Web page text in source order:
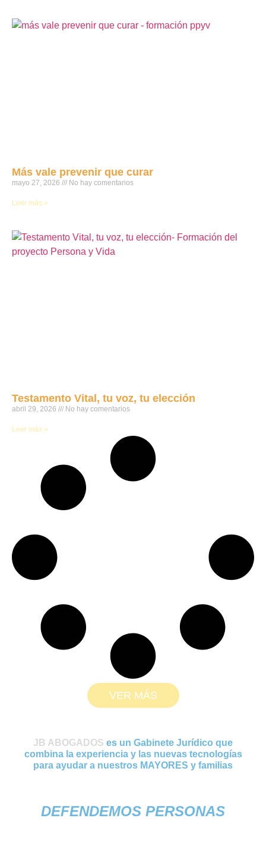
Más vale prevenir que curar
mayo 27, 2026 No hay comentarios
Leer más »
Testamento Vital, tu voz, tu elección
abril 29, 2026 No hay comentarios
Leer más »
VER MÁS
JB ABOGADOS es un Gabinete Jurídico que
combina la experiencia y las nuevas tecnologías
para ayudar a nuestros MAYORES y familias
DEFENDEMOS PERSONAS